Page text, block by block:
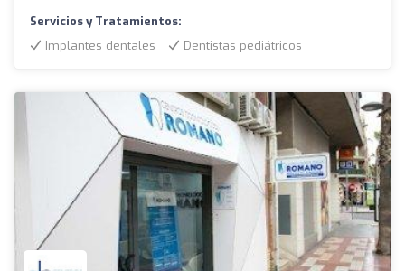
Servicios y Tratamientos:
Implantes dentales
Dentistas pediátricos